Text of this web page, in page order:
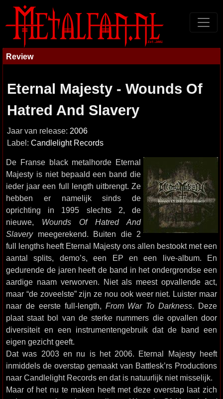
Review
Eternal Majesty - Wounds Of
Hatred And Slavery
Jaar van release: 2006
Label: Candlelight Records
De Franse black metalhorde Eternal
Majesty is niet bepaald een band die
ieder jaar een full length uitbrengt. Ze
hebben er namelijk sinds de
oprichting in 1995 slechts 2, de
nieuwe, Wounds Of Hatred And
Slaverymeegerekend. Buiten die 2
full lengths heeft Eternal Majesty ons allen bestookt met een
aantal splits, demo’s, een EP en een live-album. En
gedurende de jaren heeft de band in het ondergrondse een
aardige naam verworven. Niet als meest opvallende act,
maar “de zoveelste” zijn ze nou ook weer niet. Luister maar
naar de eerste full-length, From War To Darkness. Deze
plaat staat bol van de sterke nummers die opvallen door
diversiteit en een instrumentengebruik dat de band een
eigen gezicht geeft.
Dat was 2003 en nu is het 2006. Eternal Majesty heeft
inmiddels de overstap gemaakt van Battlesk’rs Productions
naar Candlelight Records en dat is natuurlijk niet misselijk.
Maar of het nu te maken heeft met deze overstap laat zich